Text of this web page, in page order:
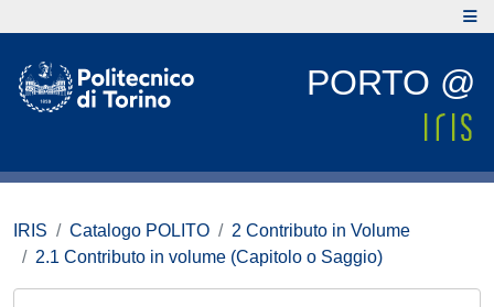
PORTO @
IRIS Catalogo POLITO
2 Contributo in Volume
2.1 Contributo in volume (Capitolo o Saggio)